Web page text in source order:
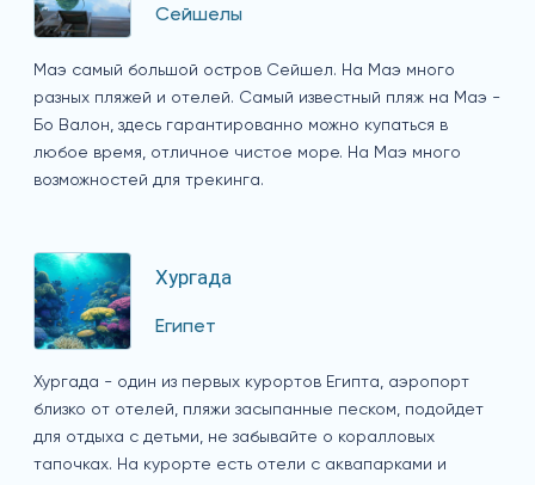
Сейшелы
Маэ самый большой остров Сейшел. На Маэ много
разных пляжей и отелей. Самый известный пляж на Маэ -
Бо Валон, здесь гарантированно можно купаться в
любое время, отличное чистое море. На Маэ много
возможностей для трекинга.
Хургада
Египет
Хургада - один из первых курортов Египта, аэропорт
близко от отелей, пляжи засыпанные песком, подойдет
для отдыха с детьми, не забывайте о коралловых
тапочках. На курорте есть отели с аквапарками и